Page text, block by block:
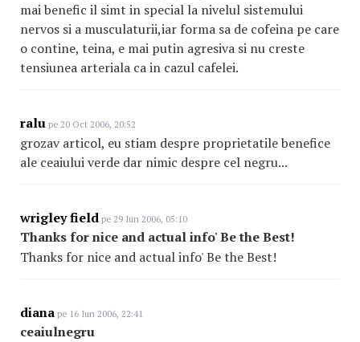
mai benefic il simt in special la nivelul sistemului
nervos si a musculaturii,iar forma sa de cofeina pe care
o contine, teina, e mai putin agresiva si nu creste
tensiunea arteriala ca in cazul cafelei.
ralu pe 20 Oct 2006, 20:52
grozav articol, eu stiam despre proprietatile benefice
ale ceaiului verde dar nimic despre cel negru...
wrigley field pe 29 Iun 2006, 05:10
Thanks for nice and actual info' Be the Best!
Thanks for nice and actual info' Be the Best!
diana pe 16 Iun 2006, 22:41
ceaiulnegru